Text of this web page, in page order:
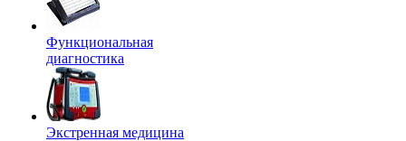
Функциональная
диагностика
Экстренная медицина